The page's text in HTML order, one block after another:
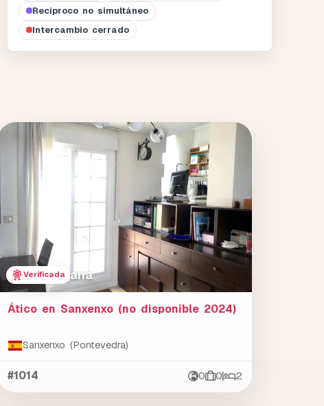
Recíproco no simultáneo
Intercambio cerrado
Verificada ana
Ático en Sanxenxo (no disponible 2024)
Sanxenxo (Pontevedra)
#1014 0 0 2